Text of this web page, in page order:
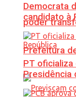
poder
Prefeitura
Democrata
candidato à
PT oficializa
Presidência